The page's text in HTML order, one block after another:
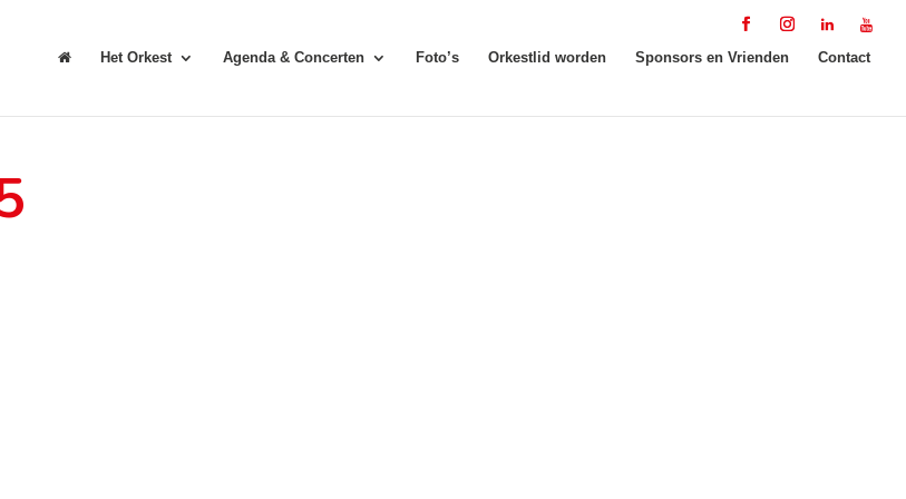
Het Orkest Agenda & Concerten Foto’s Orkestlid worden Sponsors en Vrienden Contact